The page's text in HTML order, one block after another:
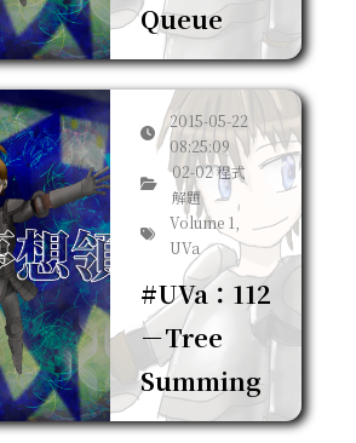
Queue
2015-05-22
08:25:09
02-02 程式
解題
Volume 1,
UVa
#UVa：112
－Tree
Summing